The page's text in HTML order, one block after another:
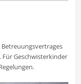
Geschwisterkinder